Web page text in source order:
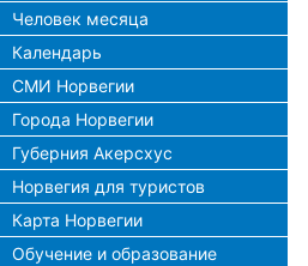
Человек месяца
Календарь
СМИ Норвегии
Города Норвегии
Губерния Акерсхус
Норвегия для туристов
Карта Норвегии
Обучение и образование